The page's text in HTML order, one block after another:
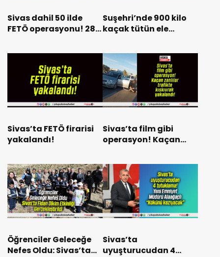
Sivas dahil 50 ilde
FETÖ operasyonu! 286
Suşehri’nde 900 kilo
kaçak tütün ele
Sivas’ta FETÖ firarisi
yakalandı!
Sivas’ta film gibi
operasyon! Kaçan
kıskıvrak yakalandı!
Öğrenciler Geleceğe
Nefes Oldu: Sivas’ta
Sivas’ta
uyuşturucudan 4